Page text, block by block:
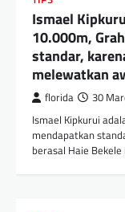
Ismael
10.000m,
standar,
melewatkan
florida 30
Ismael Kipkurui
mendapatkan
berasal Haie